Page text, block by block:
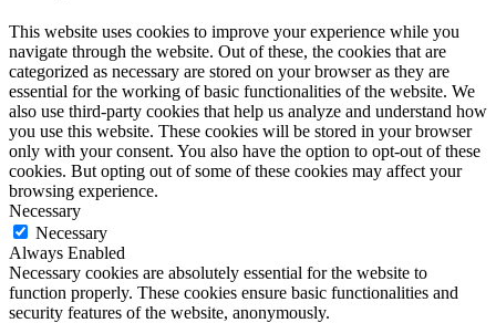
This website uses cookies to improve your experience while you
navigate through the website. Out of these, the cookies that are
categorized as necessary are stored on your browser as they are
essential for the working of basic functionalities of the website. We
also use third-party cookies that help us analyze and understand how
you use this website. These cookies will be stored in your browser
only with your consent. You also have the option to opt-out of these
cookies. But opting out of some of these cookies may affect your
browsing experience.
Necessary
Necessary
Always Enabled
Necessary cookies are absolutely essential for the website to
function properly. These cookies ensure basic functionalities and
security features of the website, anonymously.